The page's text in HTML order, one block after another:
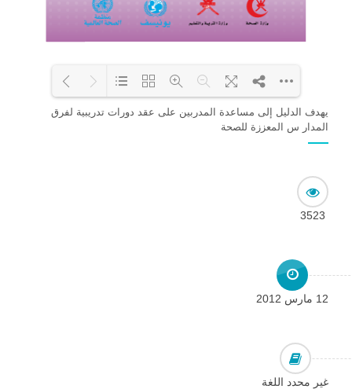
يهدف الدليل إلى مساعدة المدربين على عقد دورات تدريبية لفرق
المدار س المعززة للصحة
3523
12 مارس 2012
غير محدد اللغة